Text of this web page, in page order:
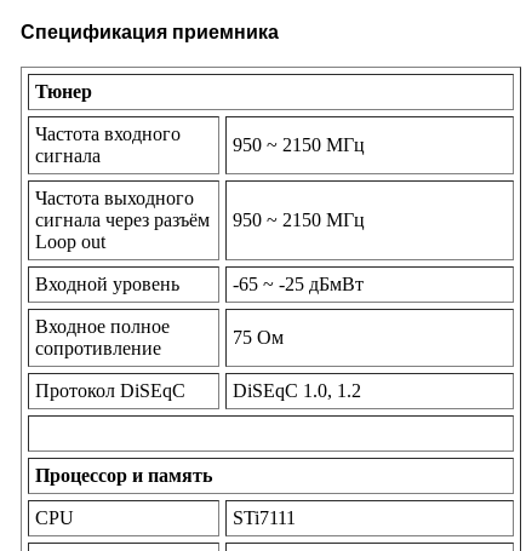
Спецификация приемника
Тюнер
Частота входного
сигнала
950 ~ 2150 МГц
Частота выходного
сигнала через разъём
Loop out
950 ~ 2150 МГц
Входной уровень -65 ~ -25 дБмВт
Входное полное
сопротивление
75 Ом
Протокол DiSEqC DiSEqC 1.0, 1.2
Процессор и память
CPU STi7111